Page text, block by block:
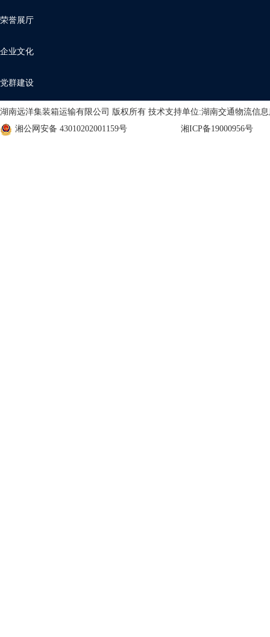
荣誉展厅
企业文化
党群建设
湖南远洋集装箱运输有限公司 版权所有 技术支持单位:湖南交通物流信
湘公网安备 43010202001159号
湘ICP备19000956号